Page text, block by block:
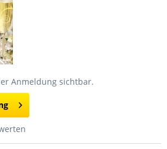
Anmeldung sichtbar.